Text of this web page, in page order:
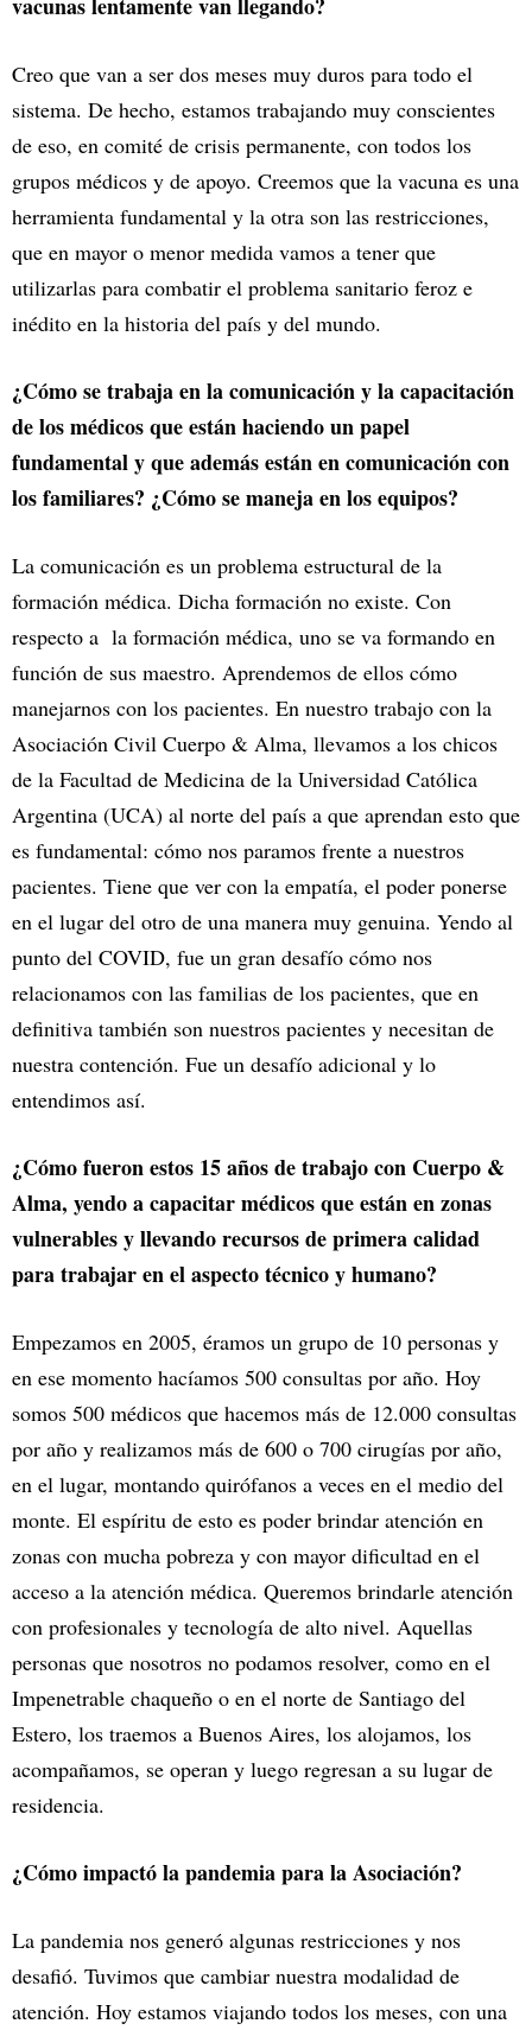
Creo que van a ser dos meses muy duros para todo el
sistema. De hecho, estamos trabajando muy conscientes
de eso, en comité de crisis permanente, con todos los
grupos médicos y de apoyo. Creemos que la vacuna es una
herramienta fundamental y la otra son las restricciones,
que en mayor o menor medida vamos a tener que
utilizarlas para combatir el problema sanitario feroz e
inédito en la historia del país y del mundo.
¿Cómo se trabaja en la comunicación y la capacitación
de los médicos que están haciendo un papel
fundamental y que además están en comunicación con
los familiares? ¿Cómo se maneja en los equipos?
La comunicación es un problema estructural de la
formación médica. Dicha formación no existe. Con
respecto a la formación médica, uno se va formando en
función de sus maestro. Aprendemos de ellos cómo
manejarnos con los pacientes. En nuestro trabajo con la
Asociación Civil Cuerpo & Alma, llevamos a los chicos
de la Facultad de Medicina de la Universidad Católica
Argentina (UCA) al norte del país a que aprendan esto que
es fundamental: cómo nos paramos frente a nuestros
pacientes. Tiene que ver con la empatía, el poder ponerse
en el lugar del otro de una manera muy genuina. Yendo al
punto del COVID, fue un gran desafío cómo nos
relacionamos con las familias de los pacientes, que en
definitiva también son nuestros pacientes y necesitan de
nuestra contención. Fue un desafío adicional y lo
entendimos así.
¿Cómo fueron estos 15 años de trabajo con Cuerpo &
Alma, yendo a capacitar médicos que están en zonas
vulnerables y llevando recursos de primera calidad
para trabajar en el aspecto técnico y humano?
Empezamos en 2005, éramos un grupo de 10 personas y
en ese momento hacíamos 500 consultas por año. Hoy
somos 500 médicos que hacemos más de 12.000 consultas
por año y realizamos más de 600 o 700 cirugías por año,
en el lugar, montando quirófanos a veces en el medio del
monte. El espíritu de esto es poder brindar atención en
zonas con mucha pobreza y con mayor dificultad en el
acceso a la atención médica. Queremos brindarle atención
con profesionales y tecnología de alto nivel. Aquellas
personas que nosotros no podamos resolver, como en el
Impenetrable chaqueño o en el norte de Santiago del
Estero, los traemos a Buenos Aires, los alojamos, los
acompañamos, se operan y luego regresan a su lugar de
residencia.
¿Cómo impactó la pandemia para la Asociación?
La pandemia nos generó algunas restricciones y nos
desafió. Tuvimos que cambiar nuestra modalidad de
atención. Hoy estamos viajando todos los meses, con una